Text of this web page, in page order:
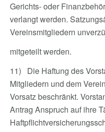
Gerichts- oder
verlangt werden.
Vereinsmitgliedern
mitgeteilt werden.
11) Die Haftung des
Mitgliedern und dem
Vorsatz beschränkt.
Antrag Anspruch auf ihre